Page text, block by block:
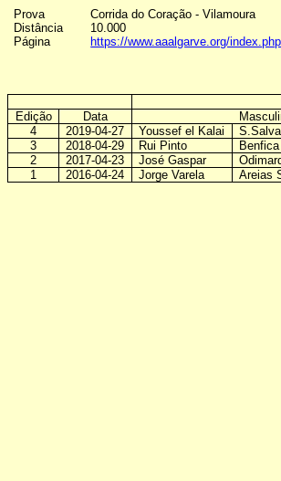
Prova
Corrida do Coração - Vilamoura
Distância
10.000
Página
https://www.aaalgarve.org/
Edição
Data
4
2019-04-27 Youssef el Kalai
3
2018-04-29 Rui Pinto Benfica
2
2017-04-23 José Gaspar
1
2016-04-24 Jorge Varela Areias